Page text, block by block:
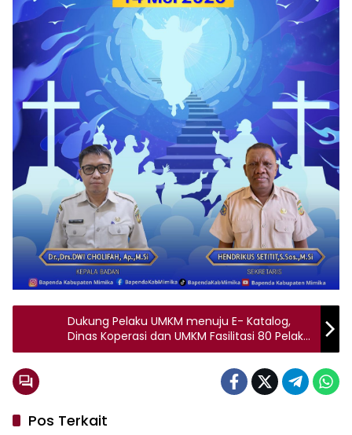
Dukung Pelaku UMKM menuju E- Katalog,
Dinas Koperasi dan UMKM Fasilitasi 80 Pelaku
Usaha Binaan
Pos Terkait